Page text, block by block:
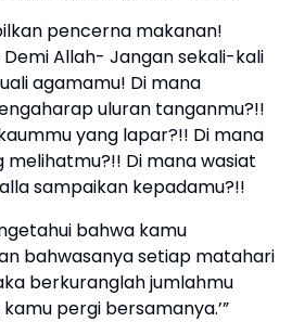
pencerna makanan!
Allah- Jangan sekali-kali
agamamu! Di mana
uluran tanganmu?!!
yang lapar?!! Di mana
melihatmu?!! Di mana wasiat
sampaikan kepadamu?!!
bahwa kamu
bahwasanya setiap matahari
berkuranglah jumlahmu
pergi bersamanya.’”